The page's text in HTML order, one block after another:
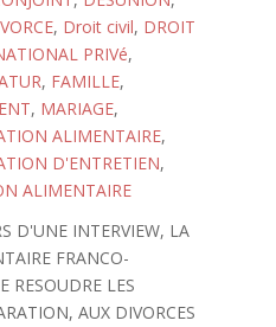
, Droit civil, DROIT
PRIVé,
, FAMILLE,
, MARIAGE,
ALIMENTAIRE,
D'ENTRETIEN,
ALIMENTAIRE
D'UNE INTERVIEW, LA
FRANCO-
RESOUDRE LES
AUX DIVORCES